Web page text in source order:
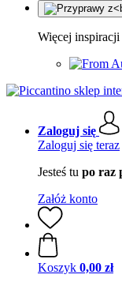
Więcej inspiracji
Zaloguj się
Zaloguj się teraz
Jesteś tu po raz
Załóż konto
Koszyk 0,00 zł